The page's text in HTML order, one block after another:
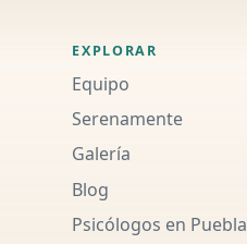
EXPLORAR
Equipo
Serenamente
Galería
Blog
Psicólogos en Puebla